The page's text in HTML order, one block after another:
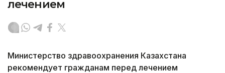
лечением
Министерство здравоохранения Казахстана
рекомендует гражданам перед лечением